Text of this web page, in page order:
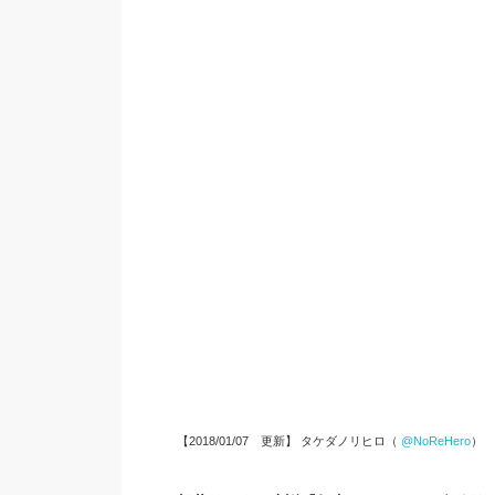
【2018/01/07 更新】 タケダノリヒロ（ @NoReHero）